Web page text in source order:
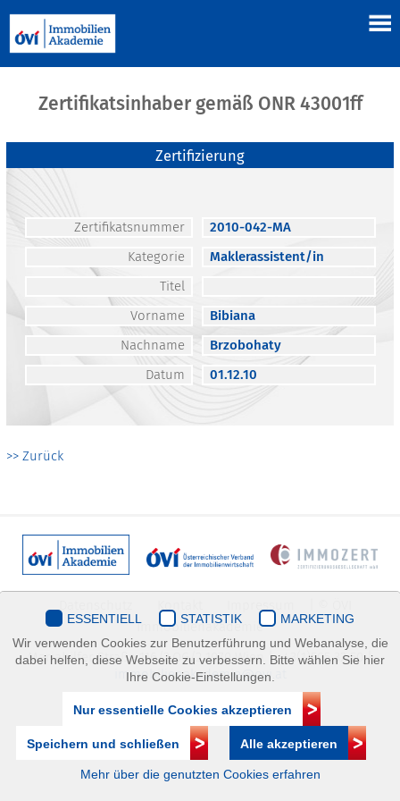
Zertifikatsinhaber gemäß ONR 43001ff
Zertifizierung
Zertifikatsnummer
2010-042-MA
Kategorie
Maklerassistent/in
Titel
Vorname
Bibiana
Nachname
Brzobohaty
Datum
01.12.10
>> Zurück
Immobilienakademie
Mariahilfer Straße 116/2.OG/2 1070 Wien | +43(1)505 32 50 |
immobilienakademie@ovi.at
ESSENTIELL STATISTIK
MARKETING
Wir verwenden Cookies zur Benutzerführung und Webanalyse, die
dabei helfen, diese Webseite zu verbessern. Bitte wählen Sie hier
Ihre Cookie-Einstellungen.
Nur essentielle Cookies akzeptieren
Speichern und schließen Alle akzeptieren
Mehr über die genutzten Cookies erfahren